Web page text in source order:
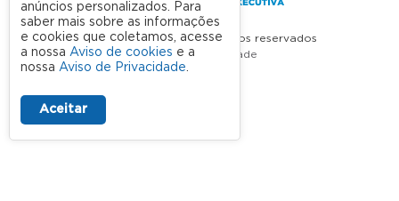
FGV 2023 © Todos os direitos reservados
Aviso de Privacidade
Termos de uso
anúncios personalizados. Para
saber mais sobre as informações
e cookies que coletamos, acesse
a nossa Aviso de cookies e a
nossa Aviso de Privacidade.
Aceitar